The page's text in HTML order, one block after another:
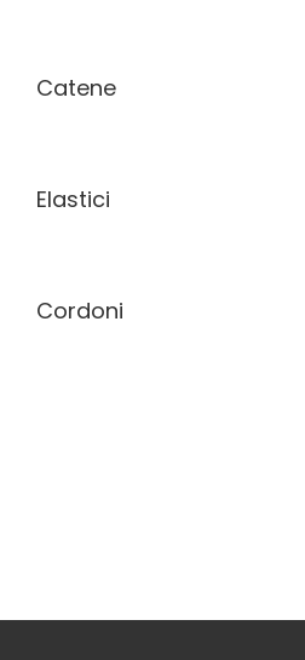
Catene
Elastici
Cordoni